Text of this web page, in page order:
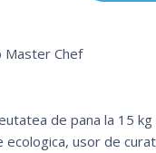
Master Chef
de pana la 15 kg
ecologica, usor de